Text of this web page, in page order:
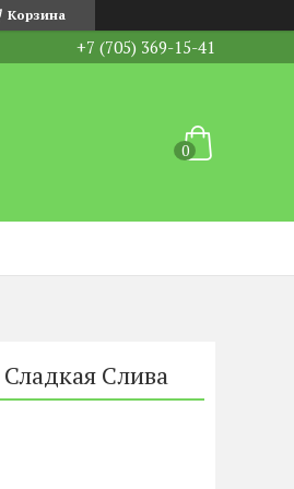
Корзина
+7 (705) 369-15-41
Cлива